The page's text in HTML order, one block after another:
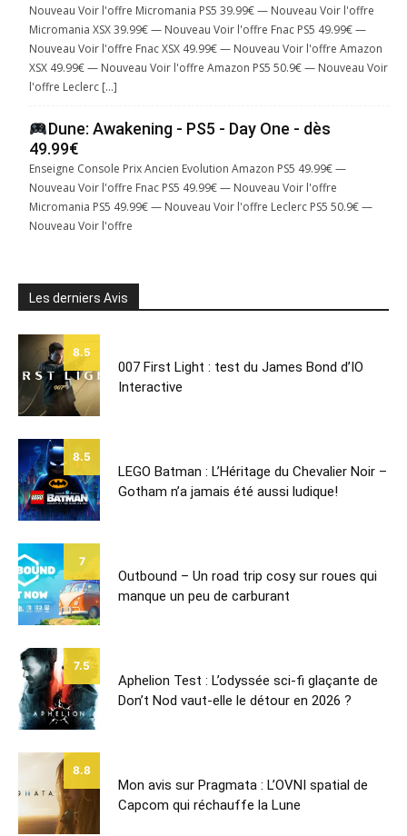
Nouveau Voir l'offre Micromania PS5 39.99€ — Nouveau Voir l'offre
Micromania XSX 39.99€ — Nouveau Voir l'offre Fnac PS5 49.99€ —
Nouveau Voir l'offre Fnac XSX 49.99€ — Nouveau Voir l'offre Amazon
XSX 49.99€ — Nouveau Voir l'offre Amazon PS5 50.9€ — Nouveau Voir
l'offre Leclerc […]
Dune: Awakening - PS5 - Day One - dès
49.99€
Enseigne Console Prix Ancien Evolution Amazon PS5 49.99€ —
Nouveau Voir l'offre Fnac PS5 49.99€ — Nouveau Voir l'offre
Micromania PS5 49.99€ — Nouveau Voir l'offre Leclerc PS5 50.9€ —
Nouveau Voir l'offre
Les derniers Avis
8.5
007 First Light : test du James Bond d’IO
Interactive
8.5
LEGO Batman : L’Héritage du Chevalier Noir –
Gotham n’a jamais été aussi ludique!
7
Outbound – Un road trip cosy sur roues qui
manque un peu de carburant
7.5
Aphelion Test : L’odyssée sci-fi glaçante de
Don’t Nod vaut-elle le détour en 2026 ?
8.8
Mon avis sur Pragmata : L’OVNI spatial de
Capcom qui réchauffe la Lune